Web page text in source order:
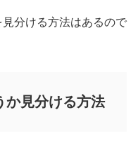
分ける方法はあるので
か見分ける方法